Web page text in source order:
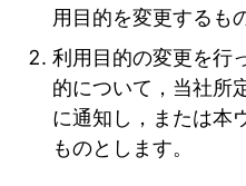
用目的を変更するも
利用目的の変更を行
的について，当社所
に通知し，または本
ものとします。